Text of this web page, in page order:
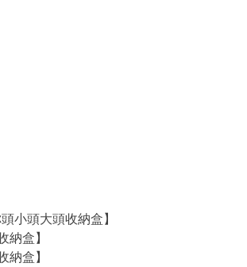
小頭大頭收納盒】
盒】
盒】